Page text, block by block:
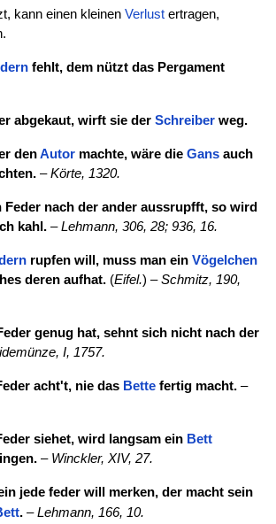
kann einen kleinen Verlustertragen,
fehlt, dem nützt das Pergament
abgekaut, wirft sie der Schreiberweg.
denAutormachte, wäre die Gansauch
–Körte, 1320.
Feder nach der ander aussrupfft, so wird
kahl.–Lehmann, 306, 28; 936, 16.
rupfen will, muss man ein Vögelchen
deren aufhat.(Eifel.) –Schmitz, 190,
genug hat, sehnt sich nicht nach der
I, 1757.
acht't, nie das Bettefertig macht.–
siehet, wird langsam ein Bett
– Winckler, XIV, 27.
jede feder will merken, der macht sein
.–Lehmann, 166, 10.